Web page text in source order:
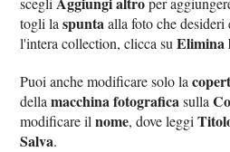
togli laspuntaalla foto che
l'intera collection, clicca suElimina
Puoi anche modificare solo la
dellamacchina fotograficasulla
modificare ilnome, dove leggi
Salva.